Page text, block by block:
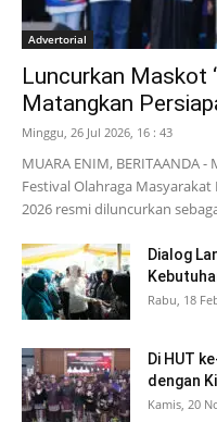
Advertorial
Luncurkan Maskot
Matangkan
Minggu, 26 Jul 2026, 16 : 43
MUARA ENIM, BERITAANDA
Festival Olahraga
2026 resmi diluncurkan
Dialog
Rabu, 18
Di HUT
dengan
Kamis, 20